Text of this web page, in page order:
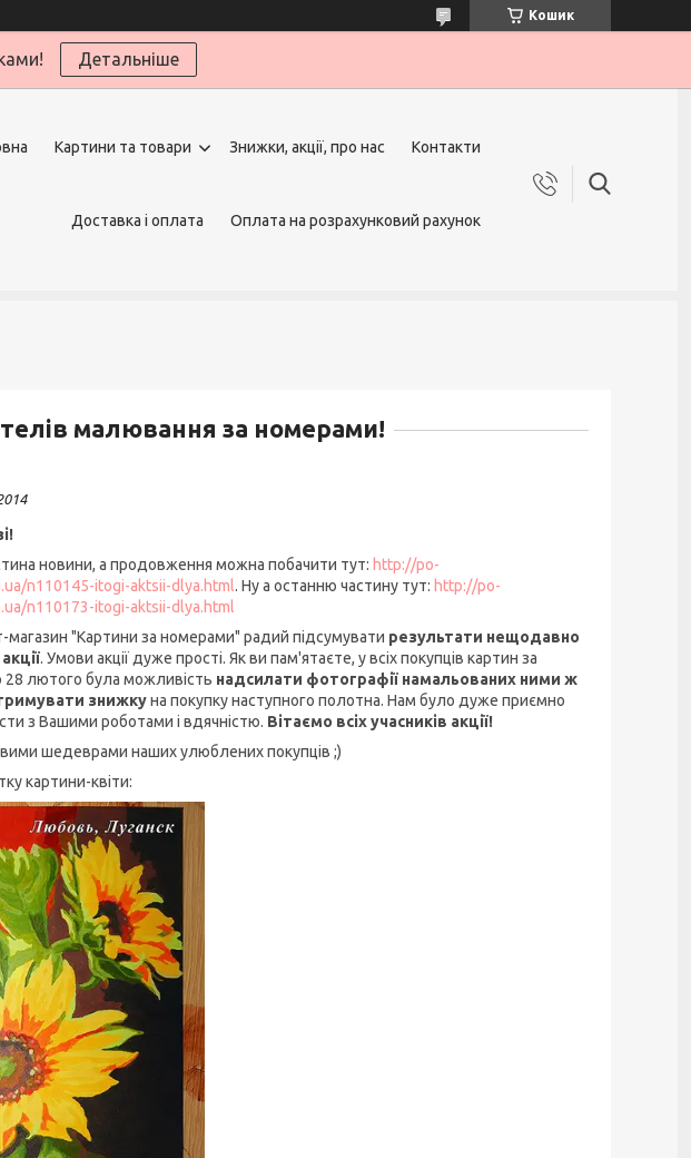
Кошик
Детальніше
Картини та товари Знижки, акції, про нас Контакти
Доставка і оплата Оплата на розрахунковий рахунок
малювання за номерами!
новини, а продовження можна побачити тут: http://po-
n110145-itogi-aktsii-dlya.html. Ну а останню частину тут: http://po-
n110173-itogi-aktsii-dlya.html
магазин "Картини за номерами" радий підсумувати результати нещодавно
акції. Умови акції дуже прості. Як ви пам'ятаєте, у всіх покупців картин за
лютого була можливість надсилати фотографії намальованих ними ж
знижкуна покупку наступного полотна. Нам було дуже приємно
з Вашими роботами і вдячністю. Вітаємо всіх учасників акції!
шедеврами наших улюблених покупців ;)
картини-квіти: